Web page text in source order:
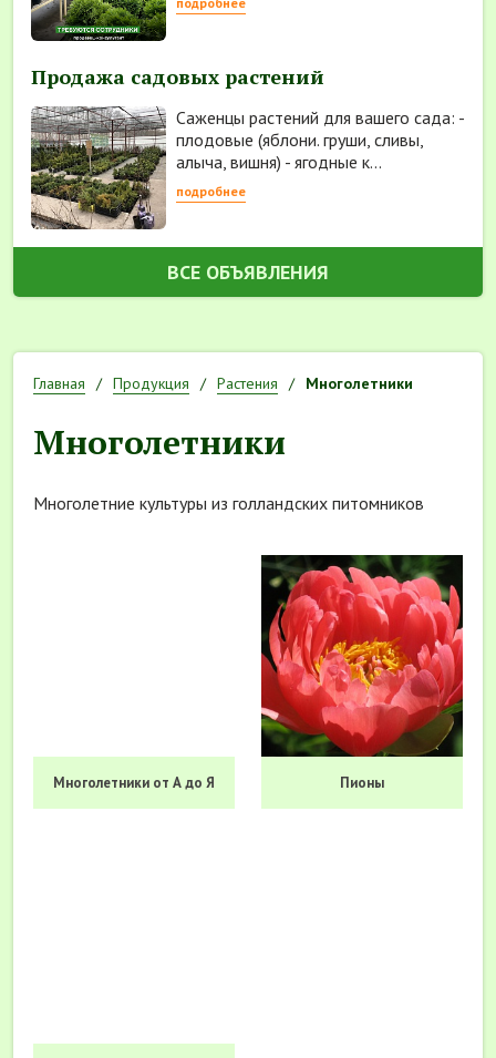
Продажа садовых растений
Саженцы растений для вашего сада: -
плодовые (яблони. груши, сливы,
алыча, вишня) - ягодные к...
подробнее
ВСЕ ОБЪЯВЛЕНИЯ
Главная Продукция Растения Многолетники
Многолетники
Многолетние культуры из голландских питомников
Многолетники от А до Я Пионы